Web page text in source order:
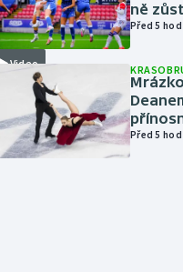
Video
ně
Před 5 hod
Před 5 hod